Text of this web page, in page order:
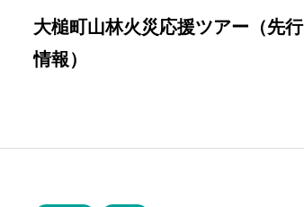
大槌町山林火災応援ツアー（先行
情報）